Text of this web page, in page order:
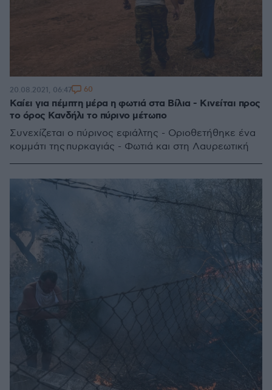
Καίει για πέμπτη μέρα η φωτιά στα Βίλια - Κινείται προς
το όρος Κανδήλι το πύρινο μέτωπο
Συνεχίζεται ο πύρινος εφιάλτης - Οριοθετήθηκε ένα
κομμάτι της πυρκαγιάς - Φωτιά και στη Λαυρεωτική
20.08.2021, 06:47 60